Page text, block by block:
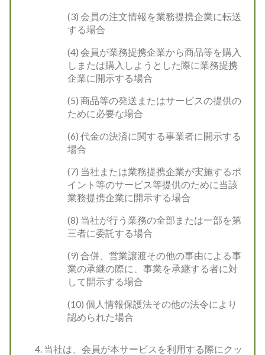
(3) 会員の注文情報を業務提携企業に転送
する場合
(4) 会員が業務提携企業から商品等を購入
しまたは購入しようとした際に業務提携
企業に開示する場合
(5) 商品等の発送またはサービスの提供の
ために必要な場合
(6) 代金の決済に関する事業者に開示する
場合
(7) 当社または業務提携企業が実施するポ
イント等のサービス等提供のために当該
業務提携企業に開示する場合
(8) 当社が行う業務の全部または一部を第
三者に委託する場合
(9) 合併、営業譲渡その他の事由による事
業の承継の際に、事業を承継する者に対
して開示する場合
(10) 個人情報保護法その他の法令により
認められた場合
当社は、会員が本サービスを利用する際にクッ